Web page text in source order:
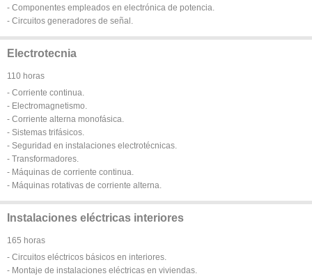
- Componentes empleados en electrónica de potencia.
- Circuitos generadores de señal.
Electrotecnia
110 horas
- Corriente continua.
- Electromagnetismo.
- Corriente alterna monofásica.
- Sistemas trifásicos.
- Seguridad en instalaciones electrotécnicas.
- Transformadores.
- Máquinas de corriente continua.
- Máquinas rotativas de corriente alterna.
Instalaciones eléctricas interiores
165 horas
- Circuitos eléctricos básicos en interiores.
- Montaje de instalaciones eléctricas en viviendas.